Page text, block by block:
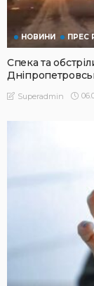
НОВИНИ ПРЕС
Спека та
Superadmin